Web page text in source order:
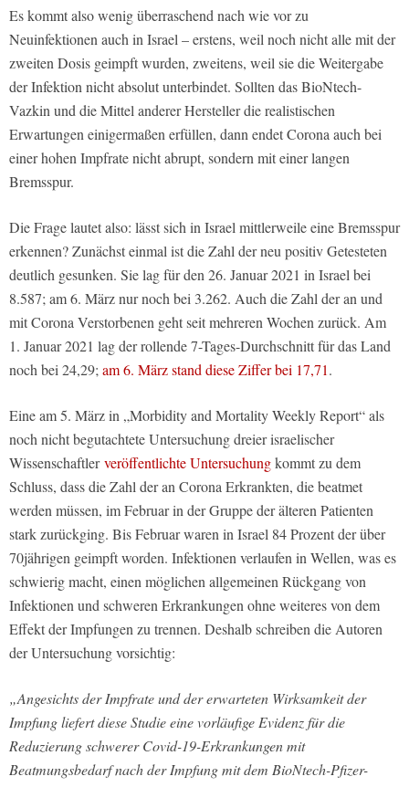
Es kommt also wenig überraschend nach wie vor zu
Neuinfektionen auch in Israel – erstens, weil noch nicht alle mit der
zweiten Dosis geimpft wurden, zweitens, weil sie die Weitergabe
der Infektion nicht absolut unterbindet. Sollten das BioNtech-
Vazkin und die Mittel anderer Hersteller die realistischen
Erwartungen einigermaßen erfüllen, dann endet Corona auch bei
einer hohen Impfrate nicht abrupt, sondern mit einer langen
Bremsspur.
Die Frage lautet also: lässt sich in Israel mittlerweile eine Bremsspur
erkennen? Zunächst einmal ist die Zahl der neu positiv Getesteten
deutlich gesunken. Sie lag für den 26. Januar 2021 in Israel bei
8.587; am 6. März nur noch bei 3.262. Auch die Zahl der an und
mit Corona Verstorbenen geht seit mehreren Wochen zurück. Am
1. Januar 2021 lag der rollende 7-Tages-Durchschnitt für das Land
noch bei 24,29; am 6. März stand diese Ziffer bei 17,71.
Eine am 5. März in „Morbidity and Mortality Weekly Report“ als
noch nicht begutachtete Untersuchung dreier israelischer
Wissenschaftlerveröffentlichte Untersuchungkommt zu dem
Schluss, dass die Zahl der an Corona Erkrankten, die beatmet
werden müssen, im Februar in der Gruppe der älteren Patienten
stark zurückging. Bis Februar waren in Israel 84 Prozent der über
70jährigen geimpft worden. Infektionen verlaufen in Wellen, was es
schwierig macht, einen möglichen allgemeinen Rückgang von
Infektionen und schweren Erkrankungen ohne weiteres von dem
Effekt der Impfungen zu trennen. Deshalb schreiben die Autoren
der Untersuchung vorsichtig:
„Angesichts der Impfrate und der erwarteten Wirksamkeit der
Impfung liefert diese Studie eine vorläufige Evidenz für die
Reduzierung schwerer Covid-19-Erkrankungen mit
Beatmungsbedarf nach der Impfung mit dem BioNtech-Pfizer-